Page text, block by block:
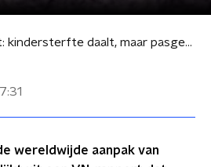
VN-rapport: kindersterfte daalt, maar pasgeborenen overlijden vaker
wereldwijde aanpak van